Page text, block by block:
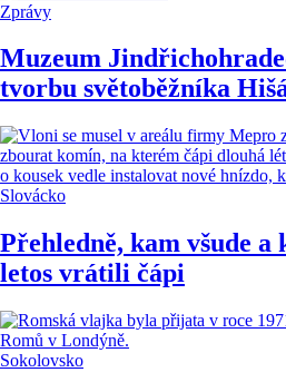
Zprávy
Muzeum
tvorbu světoběžníka
Slovácko
Přehledně, kam všude a
letos vrátili čápi
Sokolovsko